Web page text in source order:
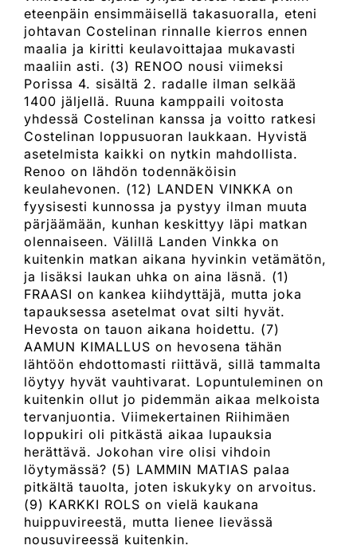
eteenpäin ensimmäisellä takasuoralla, eteni
johtavan Costelinan rinnalle kierros ennen
maalia ja kiritti keulavoittajaa mukavasti
maaliin asti. (3) RENOO nousi viimeksi
Porissa 4. sisältä 2. radalle ilman selkää
1400 jäljellä. Ruuna kamppaili voitosta
yhdessä Costelinan kanssa ja voitto ratkesi
Costelinan loppusuoran laukkaan. Hyvistä
asetelmista kaikki on nytkin mahdollista.
Renoo on lähdön todennäköisin
keulahevonen. (12) LANDEN VINKKA on
fyysisesti kunnossa ja pystyy ilman muuta
pärjäämään, kunhan keskittyy läpi matkan
olennaiseen. Välillä Landen Vinkka on
kuitenkin matkan aikana hyvinkin vetämätön,
ja lisäksi laukan uhka on aina läsnä. (1)
FRAASI on kankea kiihdyttäjä, mutta joka
tapauksessa asetelmat ovat silti hyvät.
Hevosta on tauon aikana hoidettu. (7)
AAMUN KIMALLUS on hevosena tähän
lähtöön ehdottomasti riittävä, sillä tammalta
löytyy hyvät vauhtivarat. Lopuntuleminen on
kuitenkin ollut jo pidemmän aikaa melkoista
tervanjuontia. Viimekertainen Riihimäen
loppukiri oli pitkästä aikaa lupauksia
herättävä. Jokohan vire olisi vihdoin
löytymässä? (5) LAMMIN MATIAS palaa
pitkältä tauolta, joten iskukyky on arvoitus.
(9) KARKKI ROLS on vielä kaukana
huippuvireestä, mutta lienee lievässä
nousuvireessä kuitenkin.